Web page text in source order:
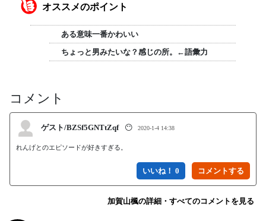
オススメのポイント
ある意味一番かわいい
ちょっと男みたいな？感じの所。←語彙力
コメント
ゲスト/BZSf5GNTtZqf 😶 2020-1-4 14:38
れんげとのエピソードが好きすぎる。
いいね！ 0
加賀山楓の詳細・すべてのコメントを見る